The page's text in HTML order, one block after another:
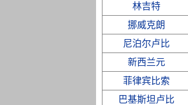
林吉特
挪威克朗
尼泊尔卢比
新西兰元
菲律宾比索
巴基斯坦卢比